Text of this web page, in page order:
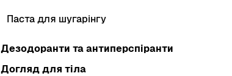
Паста для шугарінгу
Дезодоранти та антиперспіранти
Догляд для тіла